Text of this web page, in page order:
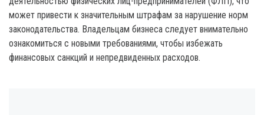
может привести к значительным штрафам за нарушение норм
законодательства. Владельцам бизнеса следует внимательно
ознакомиться с новыми требованиями, чтобы избежать
финансовых санкций и непредвиденных расходов.